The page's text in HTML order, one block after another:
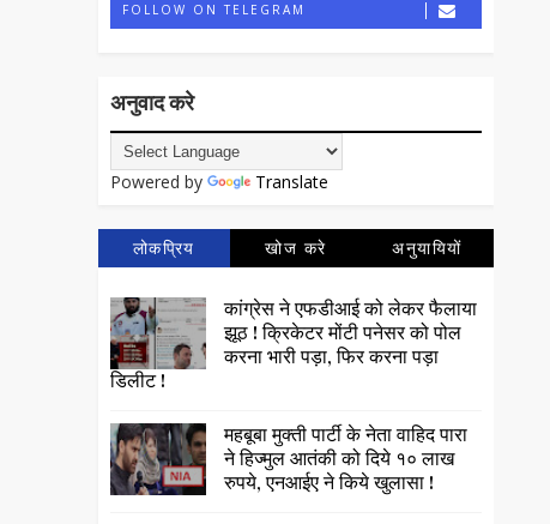
FOLLOW ON TELEGRAM
अनुवाद करे
Powered by Translate
लोकप्रिय खोज करे अनुयायियों
कांग्रेस ने एफडीआई को लेकर फैलाया
झूठ ! क्रिकेटर मोंटी पनेसर को पोल
करना भारी पड़ा, फिर करना पड़ा
डिलीट !
महबूबा मुक्ती पार्टी के नेता वाहिद पारा
ने हिज्मुल आतंकी को दिये १० लाख
रुपये, एनआईए ने किये खुलासा !